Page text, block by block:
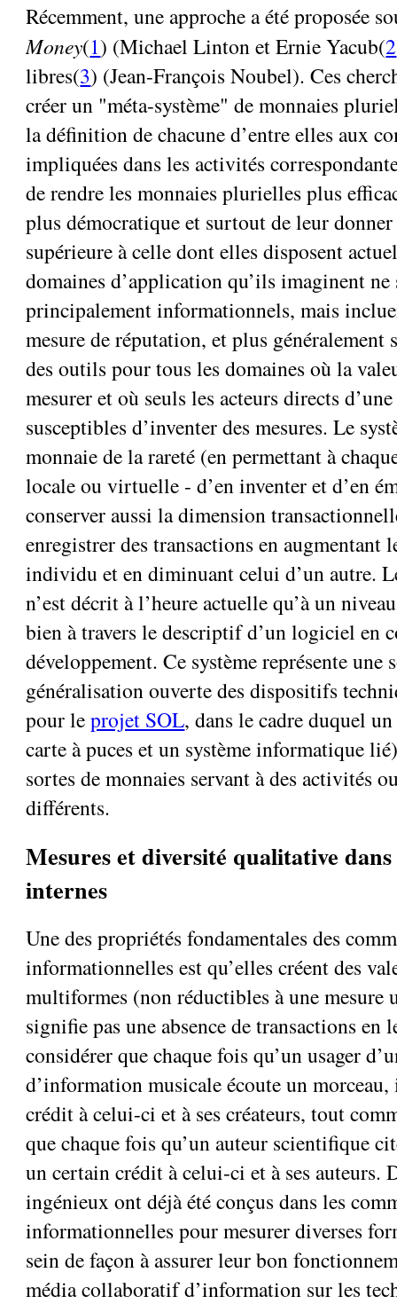
Récemment, une approche a été proposée
Money(1) (Michael Linton et Ernie Yacub(2
libres(3) (Jean-François Noubel). Ces
créer un "méta-système" de monnaies
la définition de chacune d’entre elles aux
impliquées dans les activités
de rendre les monnaies plurielles plus
plus démocratique et surtout de leur
supérieure à celle dont elles disposent
domaines d’application qu’ils imaginent ne
principalement informationnels, mais
mesure de réputation, et plus généralement
des outils pour tous les domaines où la
mesurer et où seuls les acteurs directs
susceptibles d’inventer des mesures. Le
monnaie de la rareté (en permettant à
locale ou virtuelle - d’en inventer et d’en
conserver aussi la dimension
enregistrer des transactions en augmentant
individu et en diminuant celui d’un autre.
n’est décrit à l’heure actuelle qu’à un
bien à travers le descriptif d’un logiciel en
développement. Ce système représente une
généralisation ouverte des dispositifs
pour leprojet SOL, dans le cadre duquel
carte à puces et un système informatique
sortes de monnaies servant à des activités
différents.
Mesures et diversité qualitative
internes
Une des propriétés fondamentales des
informationnelles est qu’elles créent des
multiformes (non réductibles à une mesure
signifie pas une absence de transactions en
considérer que chaque fois qu’un usager
d’information musicale écoute un
crédit à celui-ci et à ses créateurs, tout
que chaque fois qu’un auteur scientifique
un certain crédit à celui-ci et à ses auteurs.
ingénieux ont déjà été conçus dans les
informationnelles pour mesurer diverses
sein de façon à assurer leur bon
média collaboratif d’information sur les